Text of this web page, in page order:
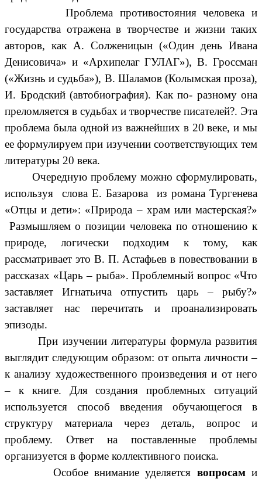
Проблема противостояния человека и
государства отражена в творчестве и жизни таких
авторов, как А. Солженицын («Один день Ивана
Денисовича» и «Архипелаг ГУЛАГ»), В. Гроссман
(«Жизнь и судьба»), В. Шаламов (Колымская проза),
И. Бродский (автобиография). Как по- разному она
преломляется в судьбах и творчестве писателей?. Эта
проблема была одной из важнейших в 20 веке, и мы
ее формулируем при изучении соответствующих тем
литературы 20 века.
Очередную проблему можно сформулировать,
используя слова Е. Базарова из романа Тургенева
«Отцы и дети»: «Природа – храм или мастерская?»
Размышляем о позиции человека по отношению к
природе, логически подходим к тому, как
рассматривает это В. П. Астафьев в повествовании в
рассказах «Царь – рыба». Проблемный вопрос «Что
заставляет Игнатьича отпустить царь – рыбу?»
заставляет нас перечитать и проанализировать
эпизоды.
При изучении литературы формула развития
выглядит следующим образом: от опыта личности –
к анализу художественного произведения и от него
– к книге. Для создания проблемных ситуаций
используется способ введения обучающегося в
структуру материала через деталь, вопрос и
проблему. Ответ на поставленные проблемы
организуется в форме коллективного поиска.
Особое внимание уделяется вопросами